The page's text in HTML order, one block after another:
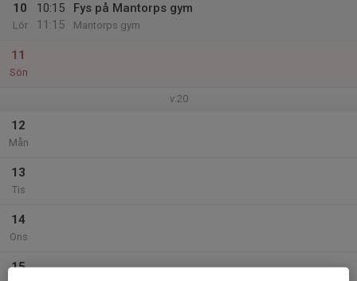
10
Lör
10:15
11:15
Fys på Mantorps gym
Mantorps gym
11
Sön
v.20
12
Mån
13
Tis
14
Ons
15